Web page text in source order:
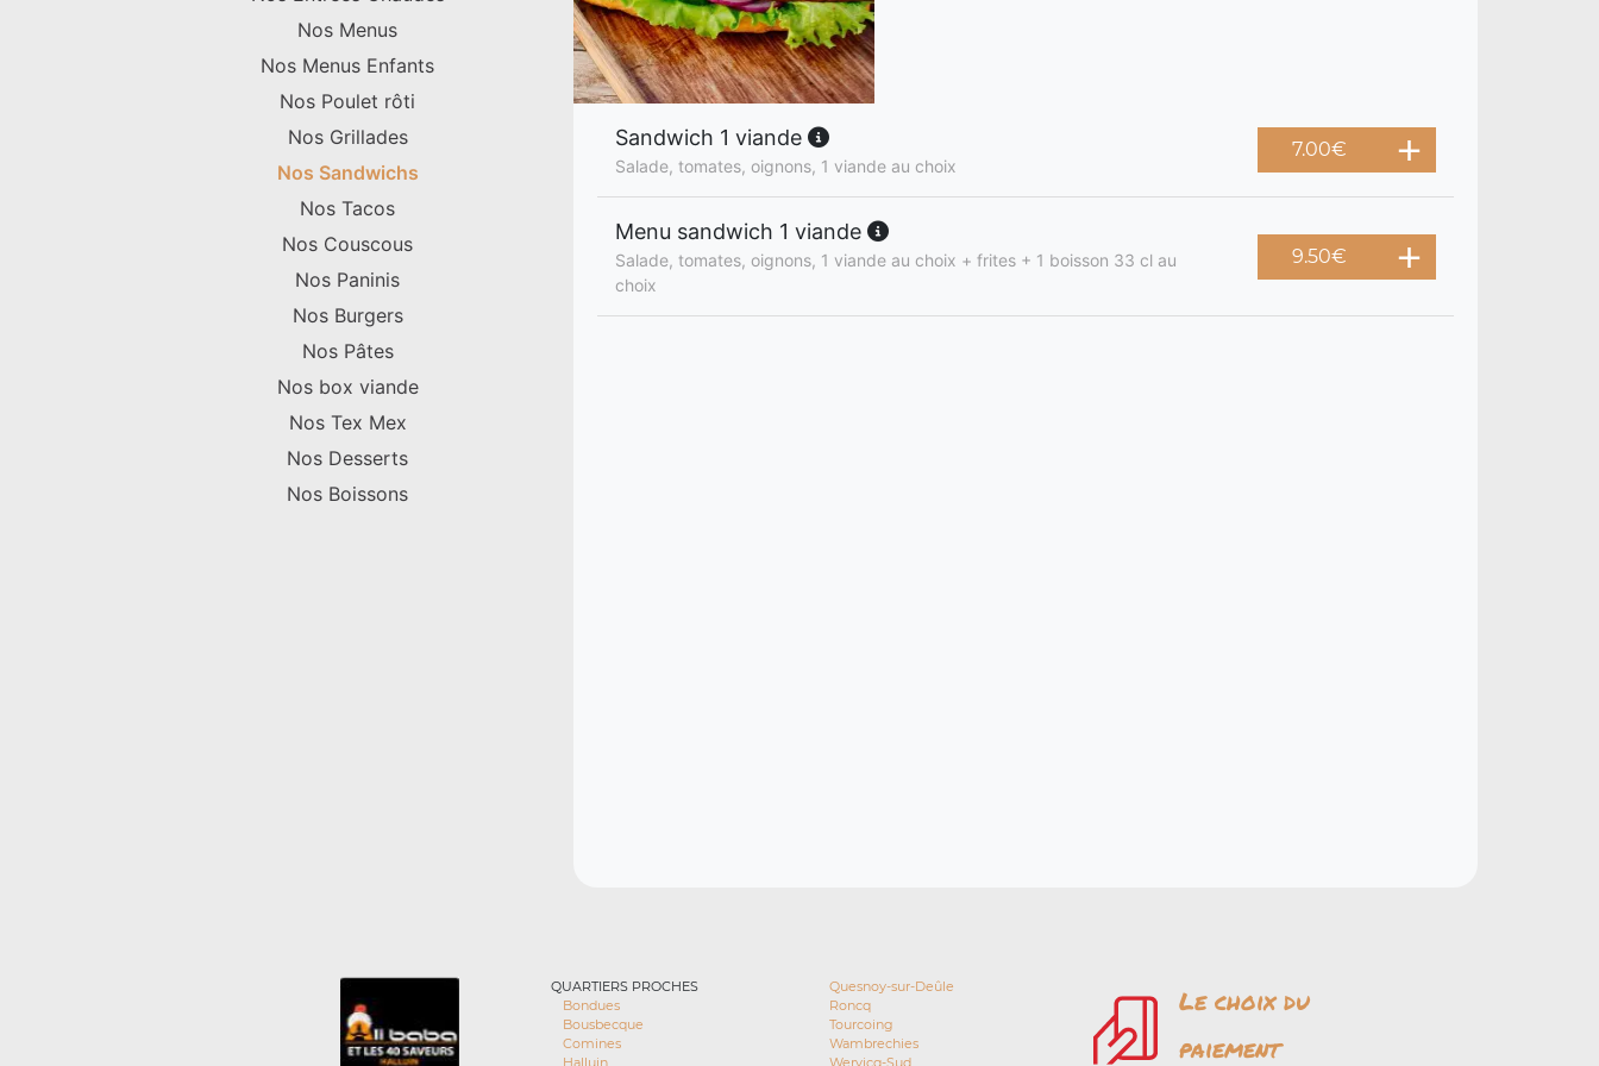
Nos Menus
Nos Menus Enfants
Nos Poulet rôti
Nos Grillades
Nos Sandwichs
Nos Tacos
Nos Couscous
Nos Paninis
Nos Burgers
Nos Pâtes
Nos box viande
Nos Tex Mex
Nos Desserts
Nos Boissons
Sandwich 1 viande
Salade, tomates, oignons, 1 viande au choix
7.00€
Menu sandwich 1 viande
Salade, tomates, oignons, 1 viande au choix + frites + 1 boisson 33 cl au
choix
9.50€
QUARTIERS PROCHES
Bondues
Bousbecque
Comines
Halluin
Quesnoy-sur-Deûle
Roncq
Tourcoing
Wambrechies
Wervicq-Sud
Le choix du
paiement